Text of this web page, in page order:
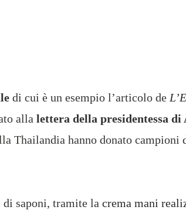
di cui è un esempio l’articolo de
alla lettera della presidentessa di
Thailandia hanno donato campioni
saponi, tramite la crema mani